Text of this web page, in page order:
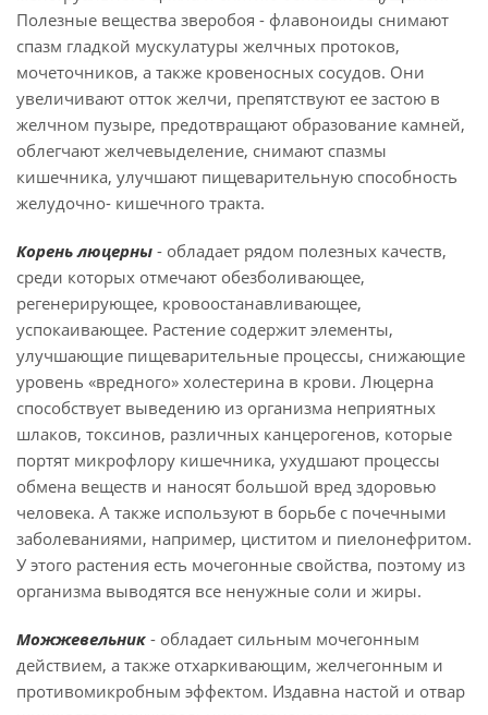
Полезные вещества зверобоя - флавоноиды снимают
спазм гладкой мускулатуры желчных протоков,
мочеточников, а также кровеносных сосудов. Они
увеличивают отток желчи, препятствуют ее застою в
желчном пузыре, предотвращают образование камней,
облегчают желчевыделение, снимают спазмы
кишечника, улучшают пищеварительную способность
желудочно- кишечного тракта.
Корень люцерны - обладает рядом полезных качеств,
среди которых отмечают обезболивающее,
регенерирующее, кровоостанавливающее,
успокаивающее. Растение содержит элементы,
улучшающие пищеварительные процессы, снижающие
уровень «вредного» холестерина в крови. Люцерна
способствует выведению из организма неприятных
шлаков, токсинов, различных канцерогенов, которые
портят микрофлору кишечника, ухудшают процессы
обмена веществ и наносят большой вред здоровью
человека. А также используют в борьбе с почечными
заболеваниями, например, циститом и пиелонефритом.
У этого растения есть мочегонные свойства, поэтому из
организма выводятся все ненужные соли и жиры.
Можжевельник - обладает сильным мочегонным
действием, а также отхаркивающим, желчегонным и
противомикробным эффектом. Издавна настой и отвар